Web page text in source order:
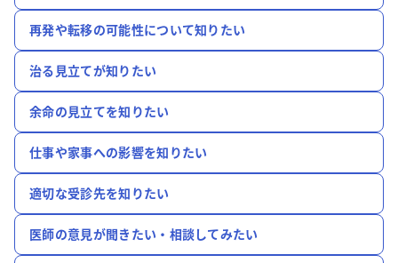
再発や転移の可能性について知りたい
治る見立てが知りたい
余命の見立てを知りたい
仕事や家事への影響を知りたい
適切な受診先を知りたい
医師の意見が聞きたい・相談してみたい